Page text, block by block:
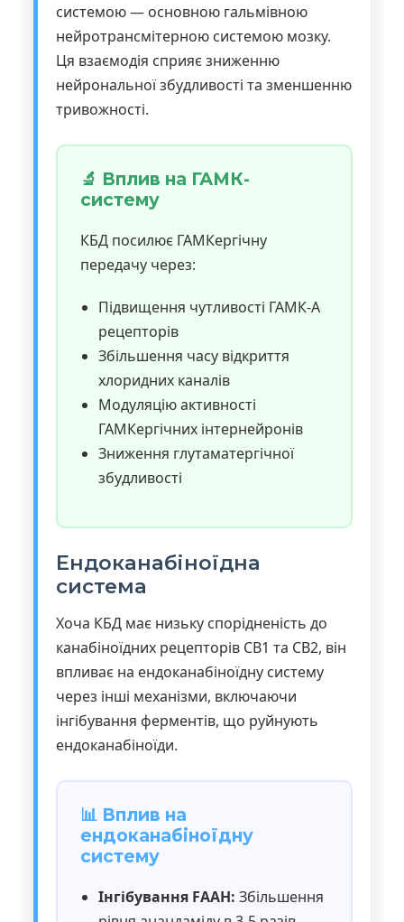
системою — основною гальмівною
нейротрансмітерною системою мозку.
Ця взаємодія сприяє зниженню
нейрональної збудливості та зменшенню
тривожності.
🔬 Вплив на ГАМК-
систему
КБД посилює ГАМКергічну
передачу через:
Підвищення чутливості ГАМК-А
рецепторів
Збільшення часу відкриття
хлоридних каналів
Модуляцію активності
ГАМКергічних інтернейронів
Зниження глутаматергічної
збудливості
Ендоканабіноїдна
система
Хоча КБД має низьку спорідненість до
канабіноїдних рецепторів CB1 та CB2, він
впливає на ендоканабіноїдну систему
через інші механізми, включаючи
інгібування ферментів, що руйнують
ендоканабіноїди.
📊 Вплив на
ендоканабіноїдну
систему
Інгібування FAAH: Збільшення